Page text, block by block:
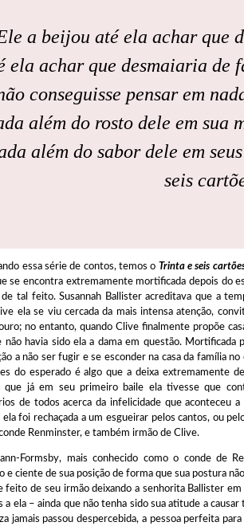
a beijou até ela achar que
ela achar que desmaiaria de
conseguisse pensar em
além do rosto dele em sua
além do sabor dele em
seis
essa série de contos, temos o Trinta e seis
se encontra extremamente mortificada depois do
de tal feito. Susannah Ballister acreditava que a
ela se viu cercada da mais intensa atenção,
no entanto, quando Clive finalmente propõe
não havia sido ela a dama em questão.
a não ser fugir e se esconder na casa da família
do esperado é algo que a deixa extremamente
que já em seu primeiro baile ela tivesse que
de todos acerca da infelicidade que aconteceu
ela foi rechaçada a um esgueirar pelos cantos, ou
Renminster, e também irmão de Clive.
Formsby, mais conhecido como o conde de
e ciente de sua posição de forma que sua postura
feito de seu irmão deixando a senhorita Ballister
a ela – ainda que não tenha sido sua atitude a
jamais passou despercebida, a pessoa perfeita